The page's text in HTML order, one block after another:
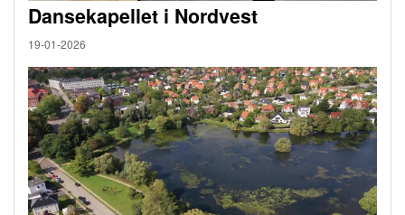
Dansekapellet i Nordvest
19-01-2026